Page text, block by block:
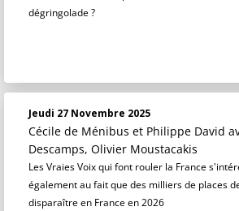
dégringolade ?
Jeudi 27 Novembre 2025
Cécile de Ménibus et Philippe David
Descamps, Olivier Moustacakis
Les Vraies Voix qui font rouler la France
également au fait que des milliers de places
disparaître en France en 2026